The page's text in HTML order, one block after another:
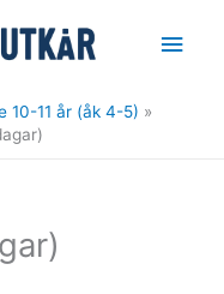
10-11 år (åk 4-5)